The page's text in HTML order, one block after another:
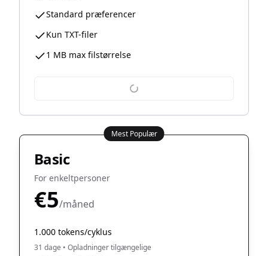
Standard præferencer
Kun TXT-filer
1 MB max filstørrelse
Mest Populær
Basic
For enkeltpersoner
€5/måned
1.000 tokens/cyklus
31 dage • Opladninger tilgængelige